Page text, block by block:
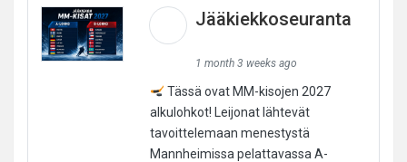
Jääkiekkoseuranta
1 month 3 weeks ago
Tässä ovat MM-kisojen 2027
alkulohkot! Leijonat lähtevät
tavoittelemaan menestystä
Mannheimissa pelattavassa A-